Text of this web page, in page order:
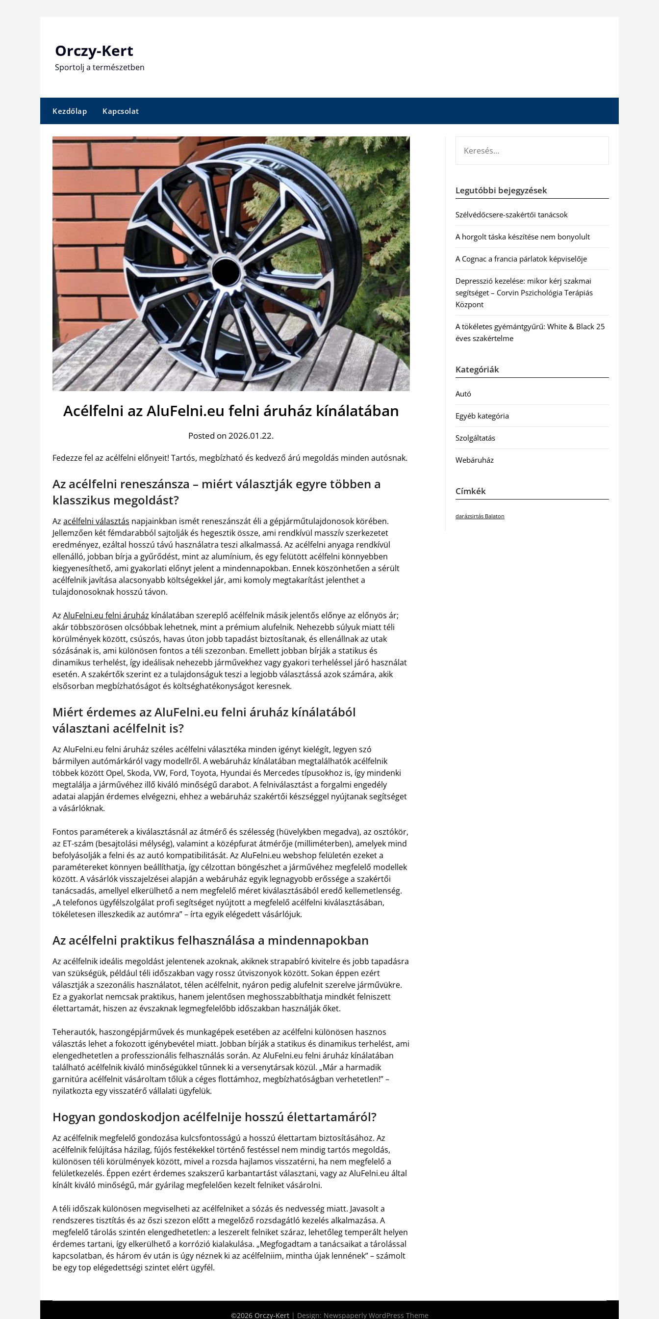
Orczy-Kert
Sportolj a természetben
Kezdőlap Kapcsolat
Acélfelni az AluFelni.eu felni áruház kínálatában
Posted on 2026.01.22.
Fedezze fel az acélfelni előnyeit! Tartós, megbízható és kedvező árú megoldás minden autósnak.
Az acélfelni reneszánsza – miért választják egyre többen a
klasszikus megoldást?
Az acélfelni választás napjainkban ismét reneszánszát éli a gépjárműtulajdonosok körében.
Jellemzően két fémdarabból sajtolják és hegesztik össze, ami rendkívül masszív szerkezetet
eredményez, ezáltal hosszú távú használatra teszi alkalmassá. Az acélfelni anyaga rendkívül
ellenálló, jobban bírja a gyűrődést, mint az alumínium, és egy felütött acélfelni könnyebben
kiegyenesíthető, ami gyakorlati előnyt jelent a mindennapokban. Ennek köszönhetően a sérült
acélfelnik javítása alacsonyabb költségekkel jár, ami komoly megtakarítást jelenthet a
tulajdonosoknak hosszú távon.
Az AluFelni.eu felni áruház kínálatában szereplő acélfelnik másik jelentős előnye az előnyös ár;
akár többszörösen olcsóbbak lehetnek, mint a prémium alufelnik. Nehezebb súlyuk miatt téli
körülmények között, csúszós, havas úton jobb tapadást biztosítanak, és ellenállnak az utak
sózásának is, ami különösen fontos a téli szezonban. Emellett jobban bírják a statikus és
dinamikus terhelést, így ideálisak nehezebb járművekhez vagy gyakori terheléssel járó használat
esetén. A szakértők szerint ez a tulajdonságuk teszi a legjobb választássá azok számára, akik
elsősorban megbízhatóságot és költséghatékonyságot keresnek.
Miért érdemes az AluFelni.eu felni áruház kínálatából
választani acélfelnit is?
Az AluFelni.eu felni áruház széles acélfelni választéka minden igényt kielégít, legyen szó
bármilyen autómárkáról vagy modellről. A webáruház kínálatában megtalálhatók acélfelnik
többek között Opel, Skoda, VW, Ford, Toyota, Hyundai és Mercedes típusokhoz is, így mindenki
megtalálja a járművéhez illő kiváló minőségű darabot. A felniválasztást a forgalmi engedély
adatai alapján érdemes elvégezni, ehhez a webáruház szakértői készséggel nyújtanak segítséget
a vásárlóknak.
Fontos paraméterek a kiválasztásnál az átmérő és szélesség (hüvelykben megadva), az osztókör,
az ET-szám (besajtolási mélység), valamint a középfurat átmérője (milliméterben), amelyek mind
befolyásolják a felni és az autó kompatibilitását. Az AluFelni.eu webshop felületén ezeket a
paramétereket könnyen beállíthatja, így célzottan böngészhet a járművéhez megfelelő modellek
között. A vásárlók visszajelzései alapján a webáruház egyik legnagyobb erőssége a szakértői
tanácsadás, amellyel elkerülhető a nem megfelelő méret kiválasztásából eredő kellemetlenség.
„A telefonos ügyfélszolgálat profi segítséget nyújtott a megfelelő acélfelni kiválasztásában,
tökéletesen illeszkedik az autómra” – írta egyik elégedett vásárlójuk.
Az acélfelni praktikus felhasználása a mindennapokban
Az acélfelnik ideális megoldást jelentenek azoknak, akiknek strapabíró kivitelre és jobb tapadásra
van szükségük, például téli időszakban vagy rossz útviszonyok között. Sokan éppen ezért
választják a szezonális használatot, télen acélfelnit, nyáron pedig alufelnit szerelve járművükre.
Ez a gyakorlat nemcsak praktikus, hanem jelentősen meghosszabbíthatja mindkét felniszett
élettartamát, hiszen az évszaknak legmegfelelőbb időszakban használják őket.
Teherautók, haszongépjárművek és munkagépek esetében az acélfelni különösen hasznos
választás lehet a fokozott igénybevétel miatt. Jobban bírják a statikus és dinamikus terhelést, ami
elengedhetetlen a professzionális felhasználás során. Az AluFelni.eu felni áruház kínálatában
található acélfelnik kiváló minőségükkel tűnnek ki a versenytársak közül. „Már a harmadik
garnitúra acélfelnit vásároltam tőlük a céges flottámhoz, megbízhatóságban verhetetlen!” –
nyilatkozta egy visszatérő vállalati ügyfelük.
Hogyan gondoskodjon acélfelnije hosszú élettartamáról?
Az acélfelnik megfelelő gondozása kulcsfontosságú a hosszú élettartam biztosításához. Az
acélfelnik felújítása házilag, fújós festékekkel történő festéssel nem mindig tartós megoldás,
különösen téli körülmények között, mivel a rozsda hajlamos visszatérni, ha nem megfelelő a
felületkezelés. Éppen ezért érdemes szakszerű karbantartást választani, vagy az AluFelni.eu által
kínált kiváló minőségű, már gyárilag megfelelően kezelt felniket vásárolni.
A téli időszak különösen megviselheti az acélfelniket a sózás és nedvesség miatt. Javasolt a
rendszeres tisztítás és az őszi szezon előtt a megelőző rozsdagátló kezelés alkalmazása. A
megfelelő tárolás szintén elengedhetetlen: a leszerelt felniket száraz, lehetőleg temperált helyen
érdemes tartani, így elkerülhető a korrózió kialakulása. „Megfogadtam a tanácsaikat a tárolással
kapcsolatban, és három év után is úgy néznek ki az acélfelniim, mintha újak lennének” – számolt
be egy top elégedettségi szintet elért ügyfél.
Legutóbbi bejegyzések
Szélvédőcsere-szakértői tanácsok
A horgolt táska készítése nem bonyolult
A Cognac a francia párlatok képviselője
Depresszió kezelése: mikor kérj szakmai
segítséget – Corvin Pszichológia Terápiás
Központ
A tökéletes gyémántgyűrű: White & Black 25
éves szakértelme
Kategóriák
Autó
Egyéb kategória
Szolgáltatás
Webáruház
Címkék
darázsirtás Balaton
©2026 Orczy-Kert | Design: Newspaperly WordPress Theme